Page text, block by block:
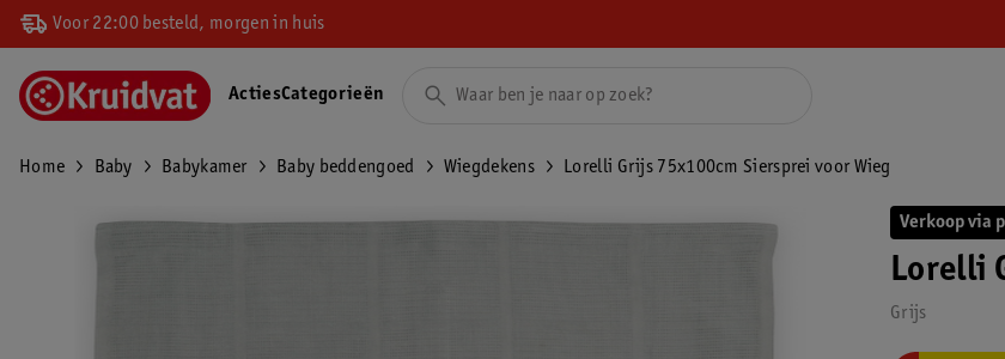
Voor 22:00 besteld, morgen in huis
ActiesCategorieën
Home Baby Babykamer Baby beddengoed Wiegdekens Lorelli Grijs 75x100cm Siersprei voor Wieg
Verkoop via
Lorelli
Grijs